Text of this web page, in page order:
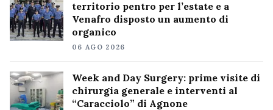
territorio pentro per l’estate e a
Venafro disposto un aumento di
organico
06 AGO 2026
Week and Day Surgery: prime visite di
chirurgia generale e interventi al
“Caracciolo” di Agnone